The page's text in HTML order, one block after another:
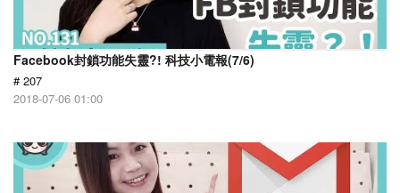
Facebook封鎖功能失靈?! 科技小電報(7/6)
# 207
2018-07-06 01:00